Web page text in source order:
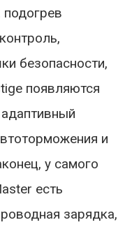
безопасности,
появляются
и
у самого
есть
зарядка,